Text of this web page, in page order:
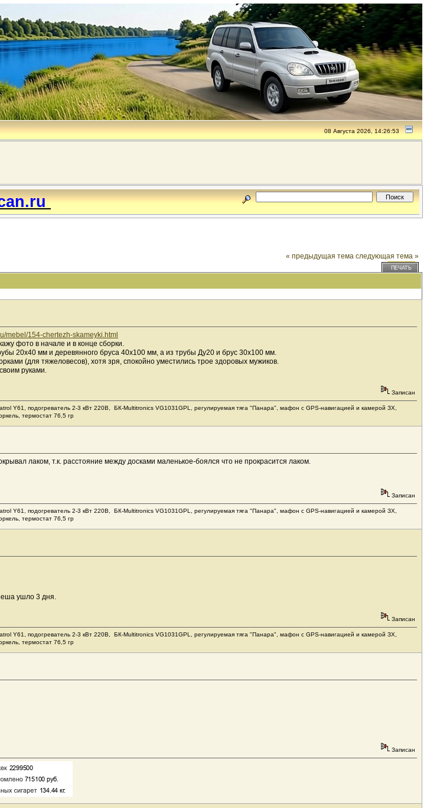
08 Августа 2026, 14:26:53
« предыдущая тема следующая тема »
ПЕЧАТЬ
mebel/154-chertezh-skameyki.html
фото в начале и в конце сборки.
20х40 мм и деревянного бруса 40х100 мм, а из трубы Ду20 и брус 30х100 мм.
(для тяжеловесов), хотя зря, спокойно уместились трое здоровых мужиков.
руками.
Записан
Y61, подогреватель 2-3 кВт 220В, БК-Multitronics VG1031GPL, регулируемая тяга "Панара", мафон с GPS-навигацией и камерой ЗХ,
термостат 76,5 гр
лаком, т.к. расстояние между досками маленькое-боялся что не прокрасится лаком.
Записан
Y61, подогреватель 2-3 кВт 220В, БК-Multitronics VG1031GPL, регулируемая тяга "Панара", мафон с GPS-навигацией и камерой ЗХ,
термостат 76,5 гр
ушло 3 дня.
Записан
Y61, подогреватель 2-3 кВт 220В, БК-Multitronics VG1031GPL, регулируемая тяга "Панара", мафон с GPS-навигацией и камерой ЗХ,
термостат 76,5 гр
Записан